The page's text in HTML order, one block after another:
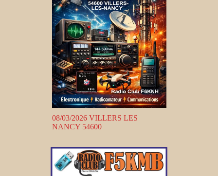
08/03/2026 VILLERS LES
NANCY 54600